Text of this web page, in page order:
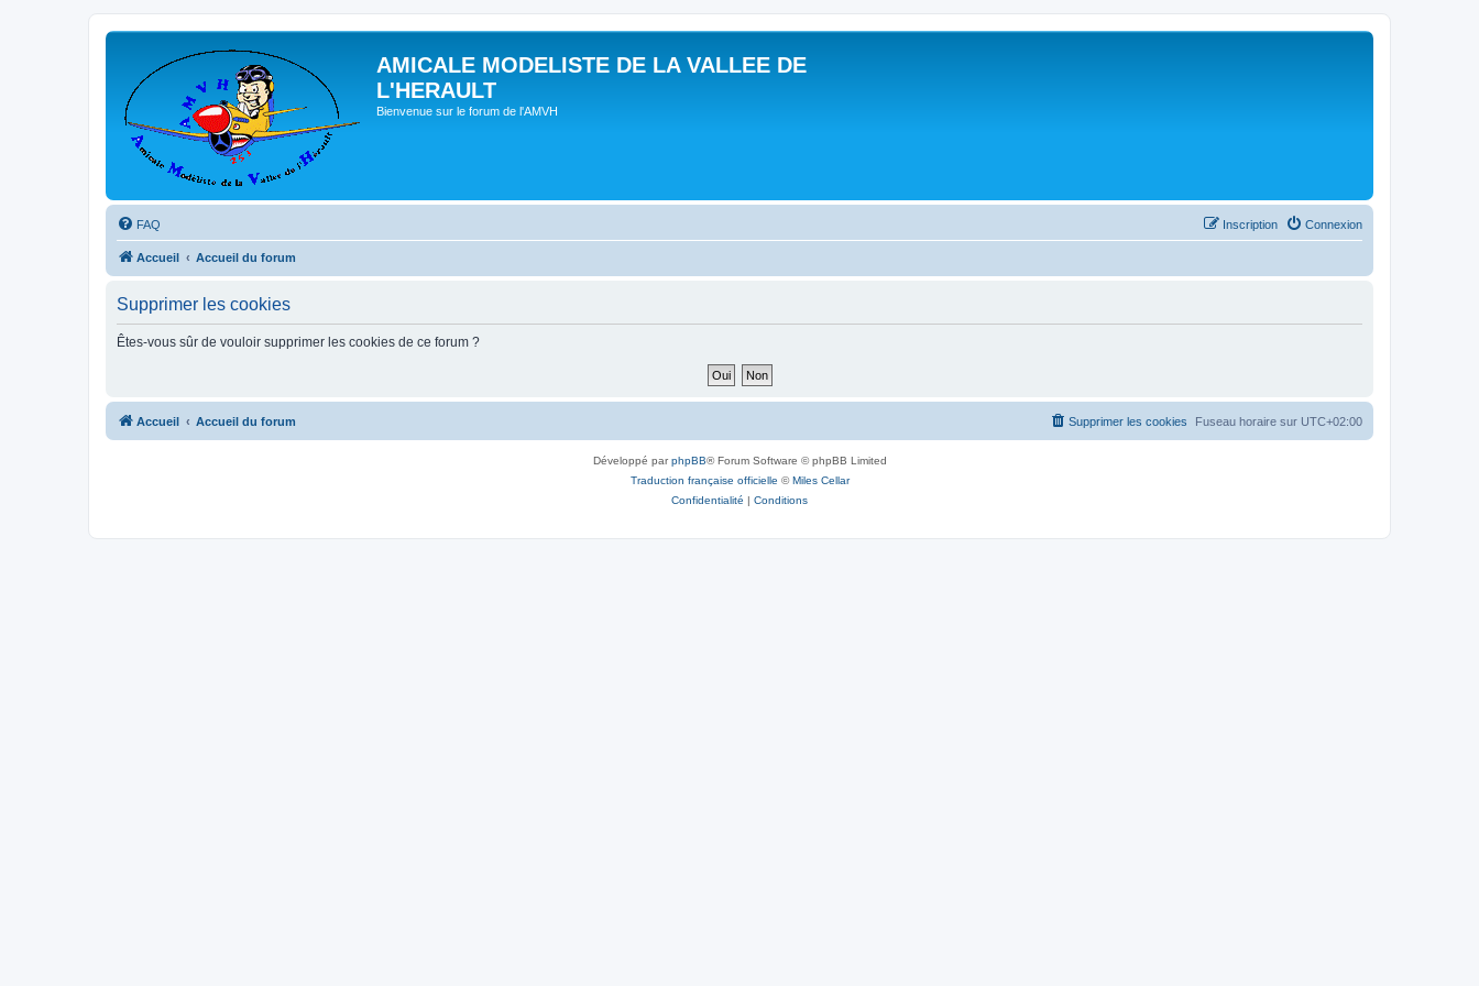
AMICALE MODELISTE DE LA VALLEE DE
L'HERAULT
Bienvenue sur le forum de l'AMVH
FAQ Connexion
Inscription
Accueil Accueil du forum
Supprimer les cookies
Êtes-vous sûr de vouloir supprimer les cookies de ce forum ?
Accueil Accueil du forum Fuseau horaire sur UTC+02:00
Supprimer les cookies
Développé parphpBB® Forum Software © phpBB Limited
Traduction française officielle ©Miles Cellar
Confidentialité | Conditions